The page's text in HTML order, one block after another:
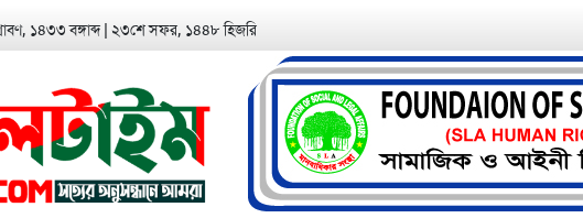
১৪৩৩ বঙ্গাব্দ ২৩শে সফর, ১৪৪৮ হিজরি